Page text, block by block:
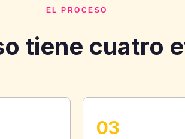
EL PROCESO
tiene cuatro
03